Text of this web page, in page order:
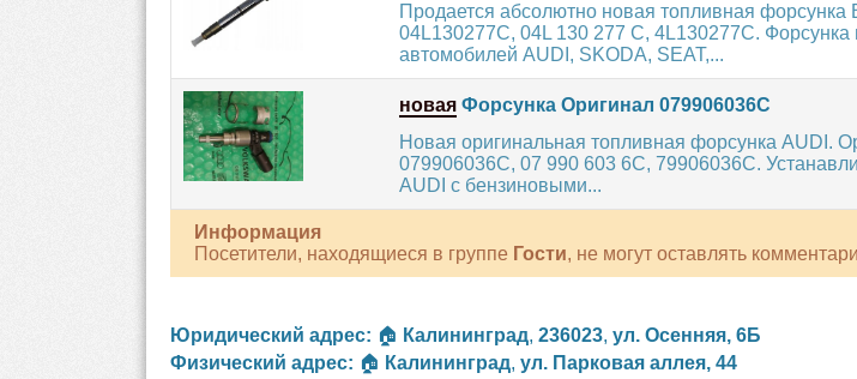
Продается абсолютно новая топливная форсунка
04L130277C, 04L 130 277 C, 4L130277C.
автомобилей AUDI, SKODA, SEAT,...
новая Форсунка Оригинал 079906036C
Новая оригинальная топливная форсунка AUDI.
079906036C, 07 990 603 6C, 79906036C.
AUDI с бензиновыми...
Информация
Посетители, находящиеся в группе Гости, не могут оставлять
Юридический адрес: 🏠 Калининград, 236023, ул. Осенняя, 6Б
Физический адрес: 🏠 Калининград, ул. Парковая аллея, 44